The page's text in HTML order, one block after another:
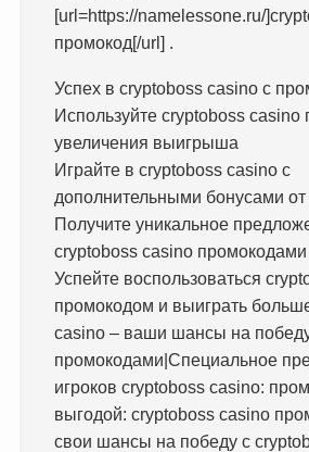
[url=https://namelessone.ru/
промокод[/url] .
Успех в cryptoboss casino с
Используйте cryptoboss casino
увеличения выигрыша
Играйте в cryptoboss casino с
дополнительными бонусами
Получите уникальное
cryptoboss casino промокодами
Успейте воспользоваться
промокодом и выиграть
casino – ваши шансы на
промокодами|Специальное
игроков cryptoboss casino:
выгодой: cryptoboss casino
свои шансы на победу с